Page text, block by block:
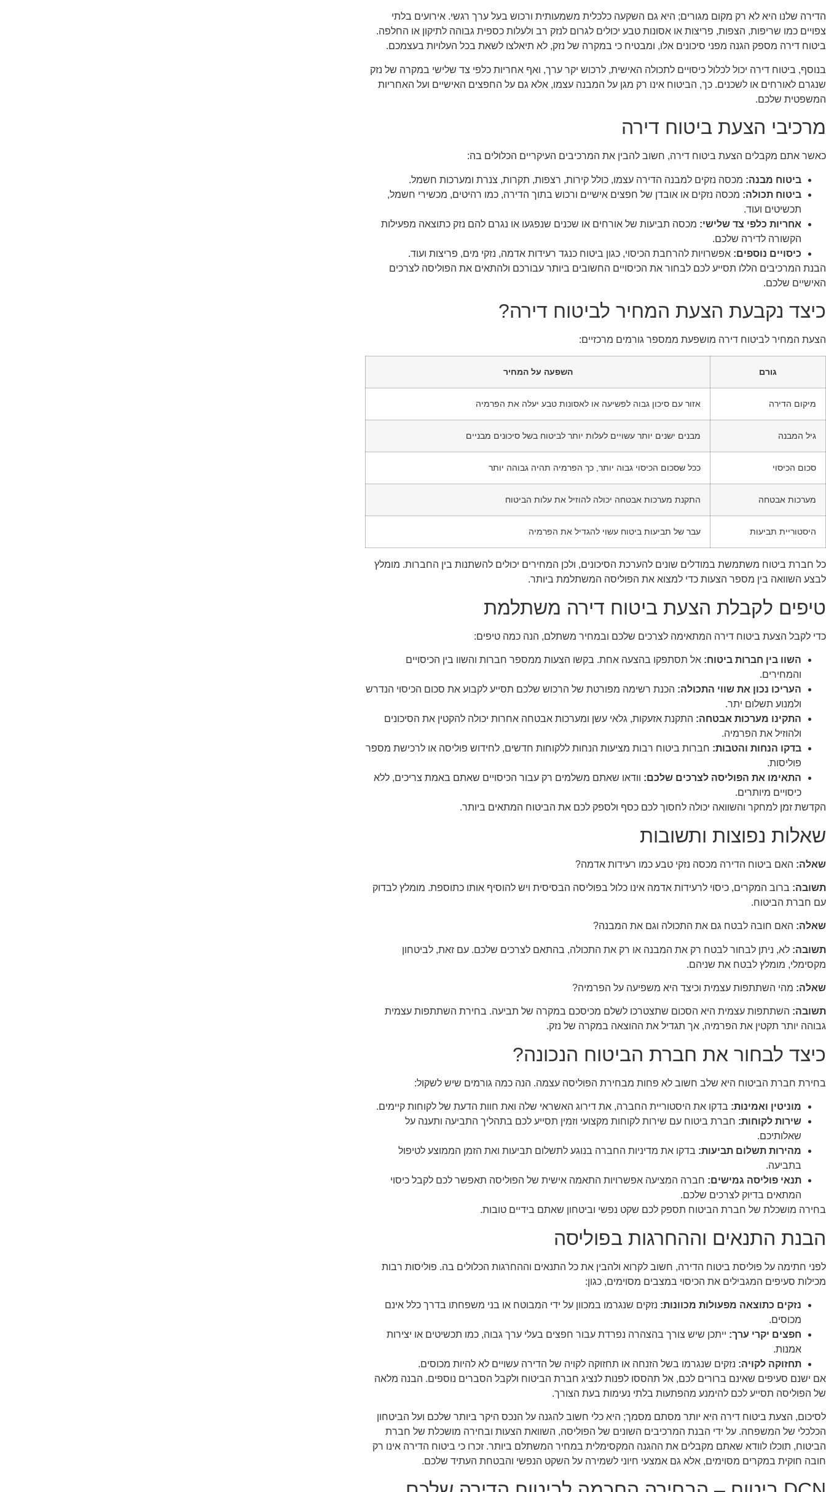
הדירה שלנו היא לא רק מקום מגורים; היא גם השקעה כלכלית משמעותית ורכוש בעל ערך רגשי. אירועים בלתי
צפויים כמו שריפות, הצפות, פריצות או אסונות טבע יכולים לגרום לנזק רב ולעלות כספית גבוהה לתיקון או החלפה.
ביטוח דירה מספק הגנה מפני סיכונים אלו, ומבטיח כי במקרה של נזק, לא תיאלצו לשאת בכל העלויות בעצמכם.
בנוסף, ביטוח דירה יכול לכלול כיסויים לתכולה האישית, לרכוש יקר ערך, ואף אחריות כלפי צד שלישי במקרה של נזק
שנגרם לאורחים או לשכנים. כך, הביטוח אינו רק מגן על המבנה עצמו, אלא גם על החפצים האישיים ועל האחריות
המשפטית שלכם.
מרכיבי הצעת ביטוח דירה
כאשר אתם מקבלים הצעת ביטוח דירה, חשוב להבין את המרכיבים העיקריים הכלולים בה:
ביטוח מבנה: מכסה נזקים למבנה הדירה עצמו, כולל קירות, רצפות, תקרות, צנרת ומערכות חשמל.
ביטוח תכולה: מכסה נזקים או אובדן של חפצים אישיים ורכוש בתוך הדירה, כמו רהיטים, מכשירי חשמל,
תכשיטים ועוד.
אחריות כלפי צד שלישי: מכסה תביעות של אורחים או שכנים שנפגעו או נגרם להם נזק כתוצאה מפעילות
הקשורה לדירה שלכם.
כיסויים נוספים: אפשרויות להרחבת הכיסוי, כגון ביטוח כנגד רעידות אדמה, נזקי מים, פריצות ועוד.
הבנת המרכיבים הללו תסייע לכם לבחור את הכיסויים החשובים ביותר עבורכם ולהתאים את הפוליסה לצרכים
האישיים שלכם.
כיצד נקבעת הצעת המחיר לביטוח דירה?
הצעת המחיר לביטוח דירה מושפעת ממספר גורמים מרכזיים:
גורם השפעה על המחיר
מיקום הדירה אזור עם סיכון גבוה לפשיעה או לאסונות טבע יעלה את הפרמיה
גיל המבנה מבנים ישנים יותר עשויים לעלות יותר לביטוח בשל סיכונים מבניים
סכום הכיסוי ככל שסכום הכיסוי גבוה יותר, כך הפרמיה תהיה גבוהה יותר
מערכות אבטחה התקנת מערכות אבטחה יכולה להוזיל את עלות הביטוח
היסטוריית תביעות עבר של תביעות ביטוח עשוי להגדיל את הפרמיה
כל חברת ביטוח משתמשת במודלים שונים להערכת הסיכונים, ולכן המחירים יכולים להשתנות בין החברות. מומלץ
לבצע השוואה בין מספר הצעות כדי למצוא את הפוליסה המשתלמת ביותר.
טיפים לקבלת הצעת ביטוח דירה משתלמת
כדי לקבל הצעת ביטוח דירה המתאימה לצרכים שלכם ובמחיר משתלם, הנה כמה טיפים:
השוו בין חברות ביטוח: אל תסתפקו בהצעה אחת. בקשו הצעות ממספר חברות והשוו בין הכיסויים
והמחירים.
העריכו נכון את שווי התכולה: הכנת רשימה מפורטת של הרכוש שלכם תסייע לקבוע את סכום הכיסוי הנדרש
ולמנוע תשלום יתר.
התקינו מערכות אבטחה: התקנת אזעקות, גלאי עשן ומערכות אבטחה אחרות יכולה להקטין את הסיכונים
ולהוזיל את הפרמיה.
בדקו הנחות והטבות: חברות ביטוח רבות מציעות הנחות ללקוחות חדשים, לחידוש פוליסה או לרכישת מספר
פוליסות.
התאימו את הפוליסה לצרכים שלכם: וודאו שאתם משלמים רק עבור הכיסויים שאתם באמת צריכים, ללא
כיסויים מיותרים.
הקדשת זמן למחקר והשוואה יכולה לחסוך לכם כסף ולספק לכם את הביטוח המתאים ביותר.
שאלות נפוצות ותשובות
שאלה: האם ביטוח הדירה מכסה נזקי טבע כמו רעידות אדמה?
תשובה: ברוב המקרים, כיסוי לרעידות אדמה אינו כלול בפוליסה הבסיסית ויש להוסיף אותו כתוספת. מומלץ לבדוק
עם חברת הביטוח.
שאלה: האם חובה לבטח גם את התכולה וגם את המבנה?
תשובה: לא, ניתן לבחור לבטח רק את המבנה או רק את התכולה, בהתאם לצרכים שלכם. עם זאת, לביטחון
מקסימלי, מומלץ לבטח את שניהם.
שאלה: מהי השתתפות עצמית וכיצד היא משפיעה על הפרמיה?
תשובה: השתתפות עצמית היא הסכום שתצטרכו לשלם מכיסכם במקרה של תביעה. בחירת השתתפות עצמית
גבוהה יותר תקטין את הפרמיה, אך תגדיל את ההוצאה במקרה של נזק.
כיצד לבחור את חברת הביטוח הנכונה?
בחירת חברת הביטוח היא שלב חשוב לא פחות מבחירת הפוליסה עצמה. הנה כמה גורמים שיש לשקול:
מוניטין ואמינות: בדקו את היסטוריית החברה, את דירוג האשראי שלה ואת חוות הדעת של לקוחות קיימים.
שירות לקוחות: חברת ביטוח עם שירות לקוחות מקצועי וזמין תסייע לכם בתהליך התביעה ותענה על
שאלותיכם.
מהירות תשלום תביעות: בדקו את מדיניות החברה בנוגע לתשלום תביעות ואת הזמן הממוצע לטיפול
בתביעה.
תנאי פוליסה גמישים: חברה המציעה אפשרויות התאמה אישית של הפוליסה תאפשר לכם לקבל כיסוי
המתאים בדיוק לצרכים שלכם.
בחירה מושכלת של חברת הביטוח תספק לכם שקט נפשי וביטחון שאתם בידיים טובות.
הבנת התנאים וההחרגות בפוליסה
לפני חתימה על פוליסת ביטוח הדירה, חשוב לקרוא ולהבין את כל התנאים וההחרגות הכלולים בה. פוליסות רבות
מכילות סעיפים המגבילים את הכיסוי במצבים מסוימים, כגון:
נזקים כתוצאה מפעולות מכוונות: נזקים שנגרמו במכוון על ידי המבוטח או בני משפחתו בדרך כלל אינם
מכוסים.
חפצים יקרי ערך: ייתכן שיש צורך בהצהרה נפרדת עבור חפצים בעלי ערך גבוה, כמו תכשיטים או יצירות
אמנות.
תחזוקה לקויה: נזקים שנגרמו בשל הזנחה או תחזוקה לקויה של הדירה עשויים לא להיות מכוסים.
אם ישנם סעיפים שאינם ברורים לכם, אל תהססו לפנות לנציג חברת הביטוח ולקבל הסברים נוספים. הבנה מלאה
של הפוליסה תסייע לכם להימנע מהפתעות בלתי נעימות בעת הצורך.
לסיכום, הצעת ביטוח דירה היא יותר מסתם מסמך; היא כלי חשוב להגנה על הנכס היקר ביותר שלכם ועל הביטחון
הכלכלי של המשפחה. על ידי הבנת המרכיבים השונים של הפוליסה, השוואת הצעות ובחירה מושכלת של חברת
הביטוח, תוכלו לוודא שאתם מקבלים את ההגנה המקסימלית במחיר המשתלם ביותר. זכרו כי ביטוח הדירה אינו רק
חובה חוקית במקרים מסוימים, אלא גם אמצעי חיוני לשמירה על השקט הנפשי והבטחת העתיד שלכם.